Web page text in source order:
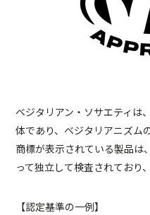
ベジタリアン・ソサエティは
体であり、ベジタリアニズム
商標が表示されている製品は
って独立して検査されており
【認定基準の一例】